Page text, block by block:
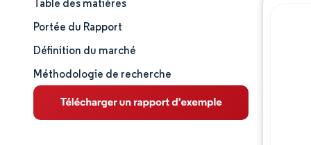
Taille et part de marché
Analyse du marché
Tendances et perspectives
Analyse des segments
Table des matières
Portée du Rapport
Définition du marché
Méthodologie de recherche